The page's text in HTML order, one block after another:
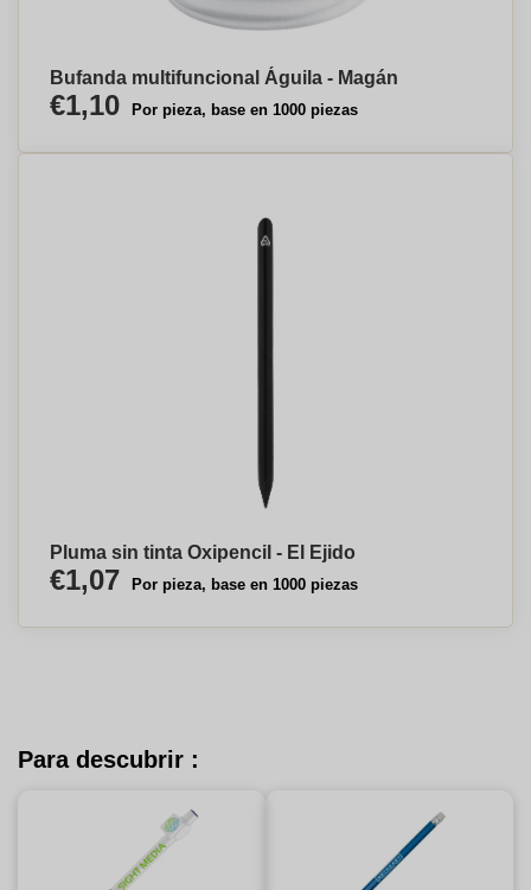
Bufanda multifuncional Águila - Magán
€1,10 Por pieza, base en 1000 piezas
Pluma sin tinta Oxipencil - El Ejido
€1,07 Por pieza, base en 1000 piezas
Para descubrir :